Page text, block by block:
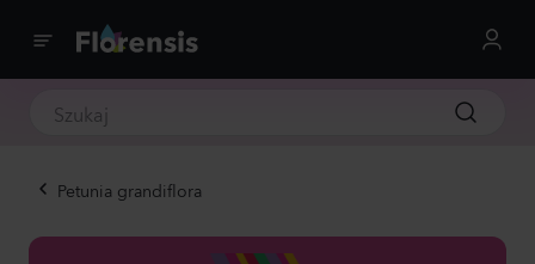
Petunia grandiflora